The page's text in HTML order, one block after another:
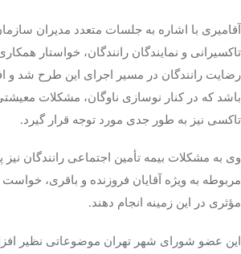
آقامیری با اشاره به جلسات متعدد مدیران
تاکسیرانی و نمایندگان رانندگان، خواستار
رضایت رانندگان در مسیر اجرای این طرح شد و
باشد که در کنار نوسازی ناوگان، مشکلات
تاکسی نیز به طور جدی مورد توجه قرار گیرد.
وی به مشکلات بیمه تأمین اجتماعی رانندگان
مربوطه به‌ ویژه آقایان فروزنده و باقری،
مؤثری در این زمینه انجام دهند.
این عضو شورای شهر تهران موضوعاتی نظیر